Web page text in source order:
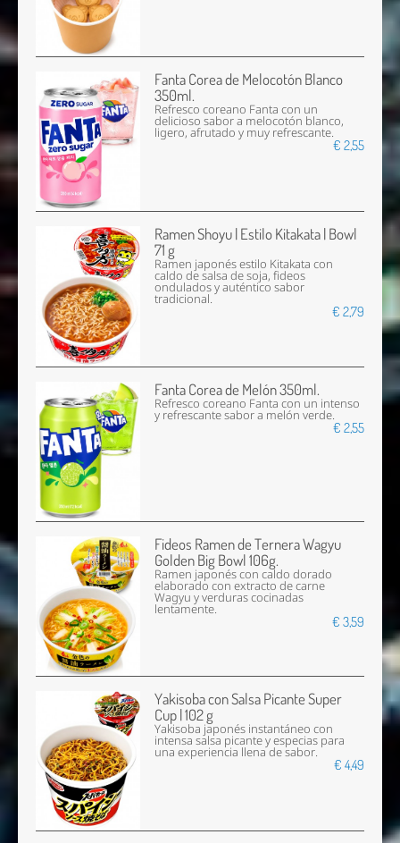
Fanta Corea de Melocotón Blanco
350ml.
Refresco coreano Fanta con un
delicioso sabor a melocotón blanco,
ligero, afrutado y muy refrescante.
€ 2,55
Ramen Shoyu | Estilo Kitakata | Bowl
71 g
Ramen japonés estilo Kitakata con
caldo de salsa de soja, fideos
ondulados y auténtico sabor
tradicional.
€ 2,79
Fanta Corea de Melón 350ml.
Refresco coreano Fanta con un intenso
y refrescante sabor a melón verde.
€ 2,55
Fideos Ramen de Ternera Wagyu
Golden Big Bowl 106g.
Ramen japonés con caldo dorado
elaborado con extracto de carne
Wagyu y verduras cocinadas
lentamente.
€ 3,59
Yakisoba con Salsa Picante Super
Cup | 102 g
Yakisoba japonés instantáneo con
intensa salsa picante y especias para
una experiencia llena de sabor.
€ 4,49